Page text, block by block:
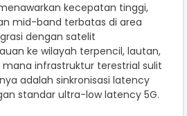
kecepatan tinggi,
mid-band terbatas di area
dengan satelit
ke wilayah terpencil, lautan,
infrastruktur terestrial sulit
adalah sinkronisasi latency
standar ultra-low latency 5G.